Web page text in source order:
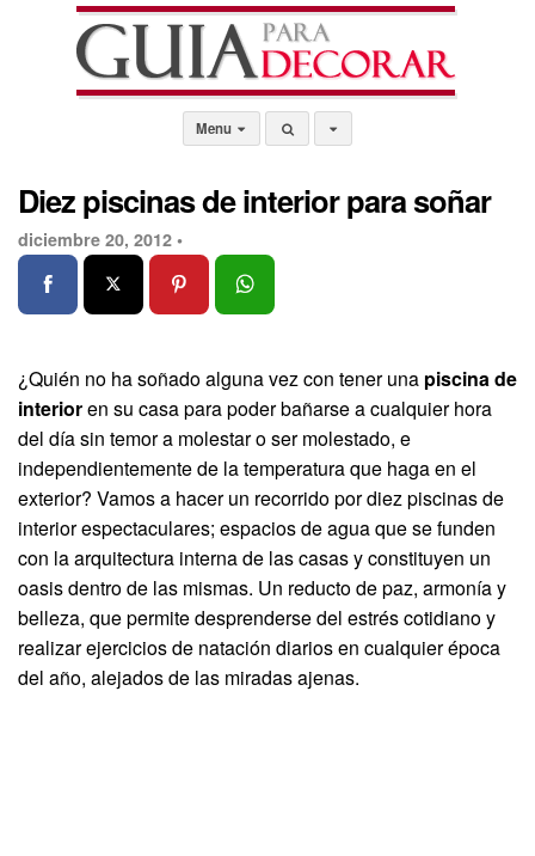
Menu
Diez piscinas de interior para soñar
diciembre 20, 2012 •
¿Quién no ha soñado alguna vez con tener una piscina de
interioren su casa para poder bañarse a cualquier hora
del día sin temor a molestar o ser molestado, e
independientemente de la temperatura que haga en el
exterior? Vamos a hacer un recorrido por diez piscinas de
interior espectaculares; espacios de agua que se funden
con la arquitectura interna de las casas y constituyen un
oasis dentro de las mismas. Un reducto de paz, armonía y
belleza, que permite desprenderse del estrés cotidiano y
realizar ejercicios de natación diarios en cualquier época
del año, alejados de las miradas ajenas.